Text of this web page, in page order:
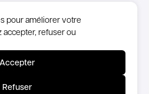
pour améliorer votre
refuser ou
Accepter
Refuser